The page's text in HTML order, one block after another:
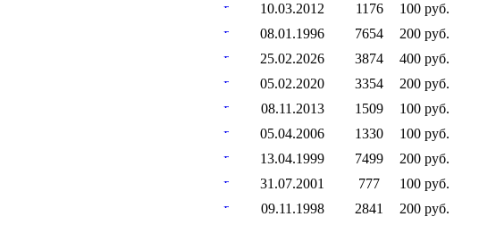
10.03.2012 1176
100 руб.
08.01.1996 7654
200 руб.
25.02.2026 3874
400 руб.
05.02.2020 3354
200 руб.
08.11.2013 1509
100 руб.
05.04.2006 1330
100 руб.
13.04.1999 7499
200 руб.
31.07.2001 777
100 руб.
09.11.1998 2841
200 руб.